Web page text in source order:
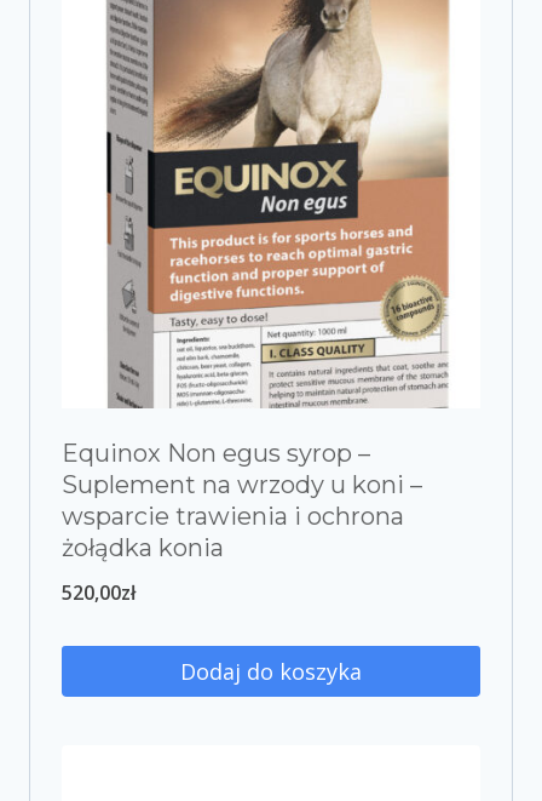
Equinox Non egus syrop –
Suplement na wrzody u koni –
wsparcie trawienia i ochrona
żołądka konia
520,00zł
Dodaj do koszyka